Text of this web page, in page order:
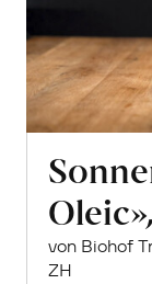
von Biohof
ZH